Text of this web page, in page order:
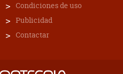
Condiciones de uso
Publicidad
Contactar